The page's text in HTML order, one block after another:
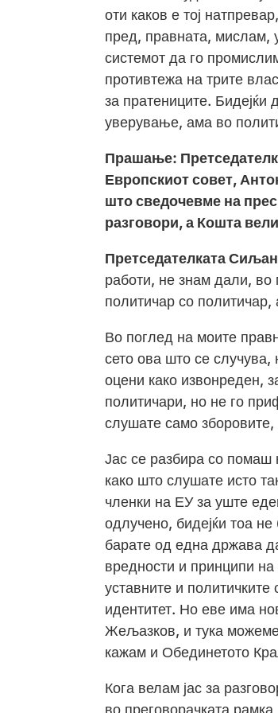
оти каков е тој
пред, правната, мислам,
системот да го
противтежа на трите
за пратениците. Бидејќи
уверување, ама во
Прашање:
Европскиот совет,
што сведочевме на
разговори, а Кошта
Претседателката
работи, не знам дали, во
политичар со
Во поглед на моите
сето ова што се случува,
оцени како извонреден,
политичари, но не го
слушате само
Јас се разбира со помаш
како што слушате исто
членки на ЕУ за уште
одлучено, бидејќи тоа
барате од една држава
вредности и принципи
уставните и политичките
идентитет. Но еве има
Жељазков, и тука можеме
кажам и Обединетото
Кога велам јас за